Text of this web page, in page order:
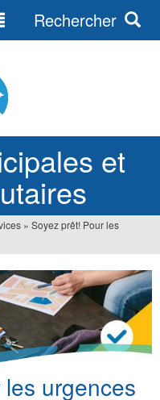
et
Rechercher
» Soyez prêt! Pour les
urgences